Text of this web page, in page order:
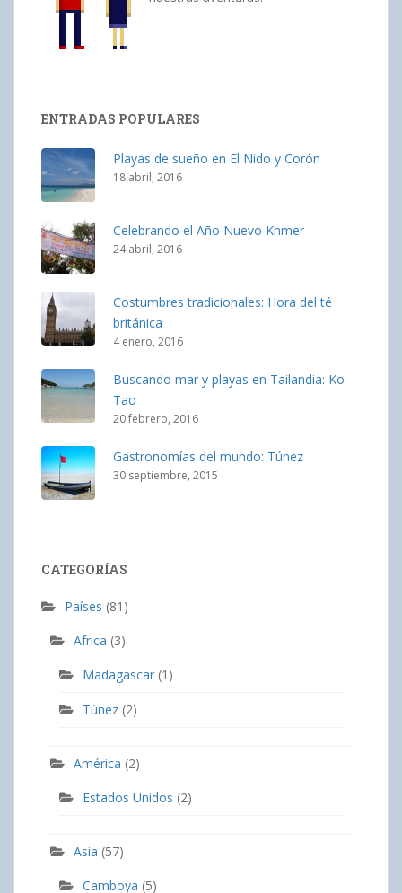
ENTRADAS POPULARES
Playas de sueño en El Nido y Corón
18 abril, 2016
Celebrando el Año Nuevo Khmer
24 abril, 2016
Costumbres tradicionales: Hora del té
británica
4 enero, 2016
Buscando mar y playas en Tailandia: Ko
Tao
20 febrero, 2016
Gastronomías del mundo: Túnez
30 septiembre, 2015
CATEGORÍAS
Países (81)
Africa (3)
Madagascar (1)
Túnez (2)
América (2)
Estados Unidos (2)
Asia (57)
Camboya (5)